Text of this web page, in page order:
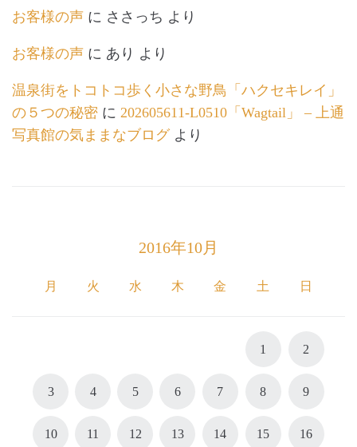
お客様の声 に ささっち より
お客様の声 に あり より
温泉街をトコトコ歩く小さな野鳥「ハクセキレイ」
の５つの秘密 に 202605611-L0510「Wagtail」 – 上通
写真館の気ままなブログより
2016年10月
月 火 水 木 金 土 日
1 2
3 4 5 6 7 8 9
10 11 12 13 14 15 16